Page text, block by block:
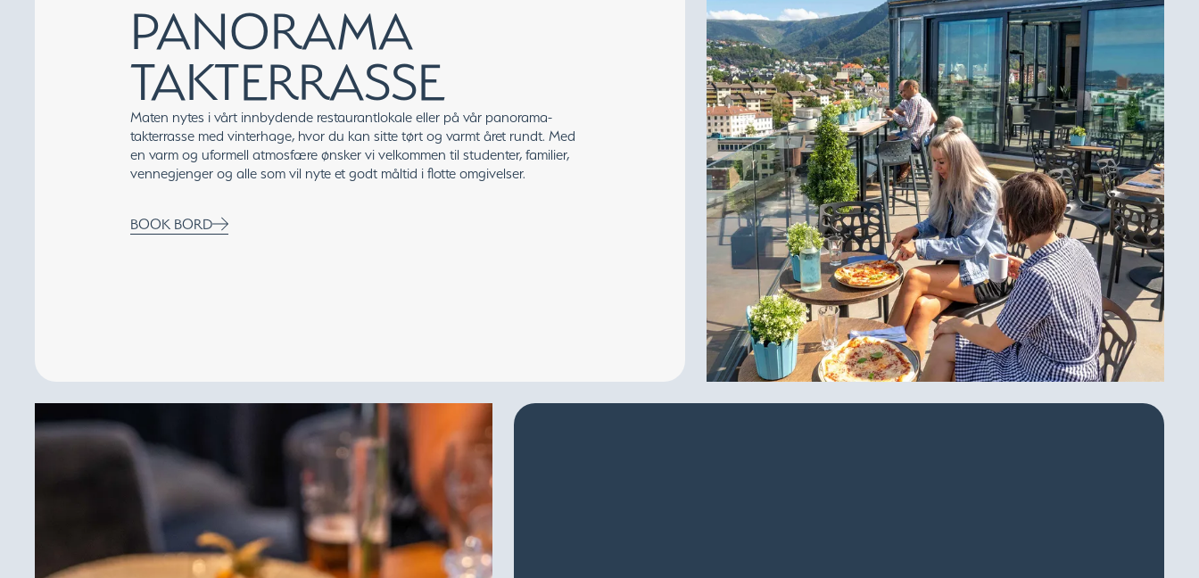
PANORAMA
TAKTERRASSE
Maten nytes i vårt innbydende restaurantlokale eller på vår panorama-
takterrasse med vinterhage, hvor du kan sitte tørt og varmt året rundt. Med
en varm og uformell atmosfære ønsker vi velkommen til studenter, familier,
vennegjenger og alle som vil nyte et godt måltid i flotte omgivelser.
BOOK BORD